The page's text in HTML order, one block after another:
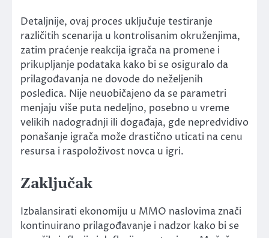
Detaljnije, ovaj proces uključuje testiranje
različitih scenarija u kontrolisanim okruženjima,
zatim praćenje reakcija igrača na promene i
prikupljanje podataka kako bi se osiguralo da
prilagođavanja ne dovode do neželjenih
posledica. Nije neuobičajeno da se parametri
menjaju više puta nedeljno, posebno u vreme
velikih nadogradnji ili događaja, gde nepredvidivo
ponašanje igrača može drastično uticati na cenu
resursa i raspoloživost novca u igri.
Zaključak
Izbalansirati ekonomiju u MMO naslovima znači
kontinuirano prilagođavanje i nadzor kako bi se